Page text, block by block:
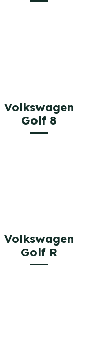
Volkswagen
Golf 8
Volkswagen
Golf R